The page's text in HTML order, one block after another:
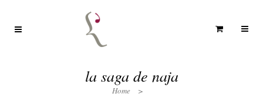
la saga de naja
Home >